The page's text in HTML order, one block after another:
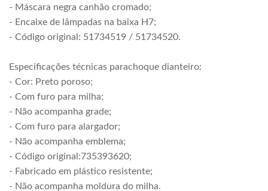
- Máscara negra canhão cromado;
- Encaixe de lâmpadas na baixa H7;
- Código original: 51734519 / 51734520.
Especificações técnicas parachoque dianteiro:
- Cor: Preto poroso;
- Com furo para milha;
- Não acompanha grade;
- Com furo para alargador;
- Não acompanha emblema;
- Código original:735393620;
- Fabricado em plástico resistente;
- Não acompanha moldura do milha.